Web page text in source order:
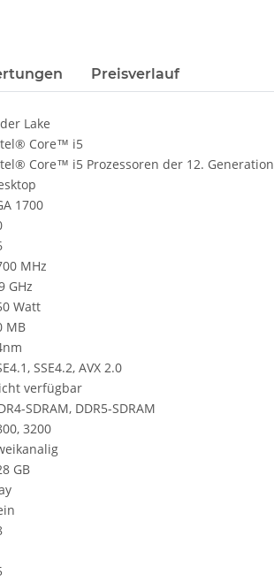
Preisverlauf
Lake
Core™ i5
Core™ i5 Prozessoren der 12. Generation
1700
MHz
GHz
Watt
MB
SSE4.2, AVX 2.0
verfügbar
SDRAM, DDR5-SDRAM
3200
GB